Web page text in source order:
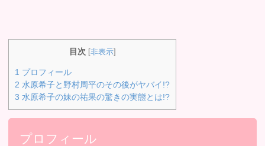
目次 [非表示]
1 プロフィール
2 水原希子と野村周平のその後がヤバイ!?
3 水原希子の妹の祐果の驚きの実態とは!?
プロフィール